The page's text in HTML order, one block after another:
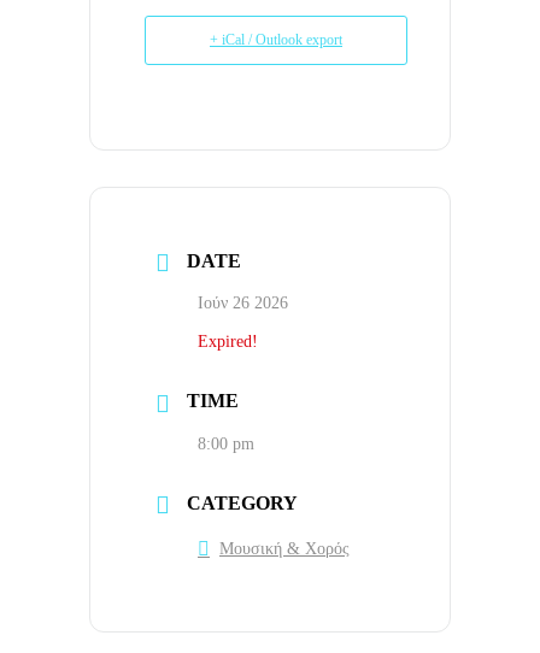
+ iCal / Outlook export
DATE
Ιούν 26 2026
Expired!
TIME
8:00 pm
CATEGORY
Μουσική & Χορός